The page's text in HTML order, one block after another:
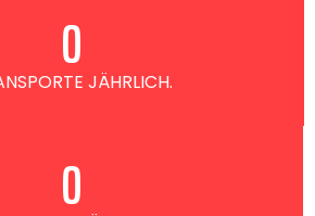
JÄHRLICH.
0
0